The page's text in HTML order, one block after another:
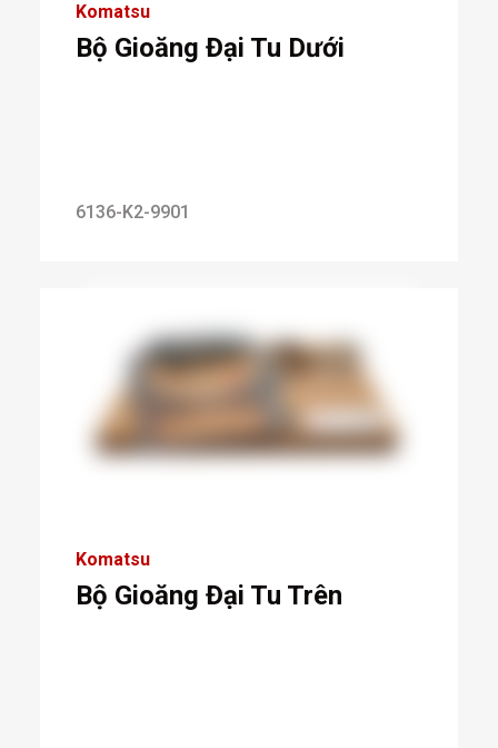
Komatsu
Bộ Gioăng Đại Tu Dưới
6136-K2-9901
Komatsu
Bộ Gioăng Đại Tu Trên